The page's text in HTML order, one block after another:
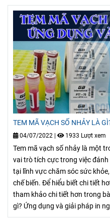
TEM MÃ VẠCH SỐ NHẢY LÀ
04/07/2022 | 1933 Lượt xem
Tem mã vạch số nhảy là một
vai trò tích cực trong việc
tại lĩnh vực chăm sóc sức
chế biến. Để hiểu biết chi tiết
tham khảo chi tiết hơn trong
gì? Ứng dụng và giải pháp in